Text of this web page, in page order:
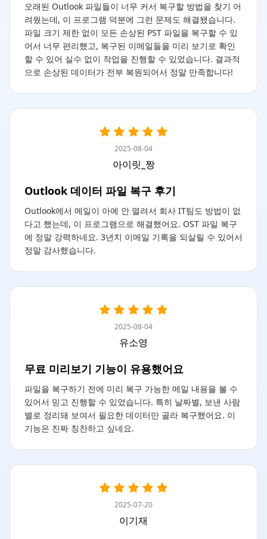
오래된 Outlook 파일들이 너무 커서 복구할 방법을 찾기 어
려웠는데, 이 프로그램 덕분에 그런 문제도 해결됐습니다.
파일 크기 제한 없이 모든 손상된 PST 파일을 복구할 수 있
어서 너무 편리했고, 복구된 이메일들을 미리 보기로 확인
할 수 있어 실수 없이 작업을 진행할 수 있었습니다. 결과적
으로 손상된 데이터가 전부 복원되어서 정말 만족합니다!
2025-08-04
아이릿_짱
Outlook 데이터 파일 복구 후기
Outlook에서 메일이 아예 안 열려서 회사 IT팀도 방법이 없
다고 했는데, 이 프로그램으로 해결했어요. OST 파일 복구
에 정말 강력하네요. 3년치 이메일 기록을 되살릴 수 있어서
정말 감사했습니다.
2025-08-04
유소영
무료 미리보기 기능이 유용했어요
파일을 복구하기 전에 미리 복구 가능한 메일 내용을 볼 수
있어서 믿고 진행할 수 있었습니다. 특히 날짜별, 보낸 사람
별로 정리돼 보여서 필요한 데이터만 골라 복구했어요. 이
기능은 진짜 칭찬하고 싶네요.
2025-07-20
이기재